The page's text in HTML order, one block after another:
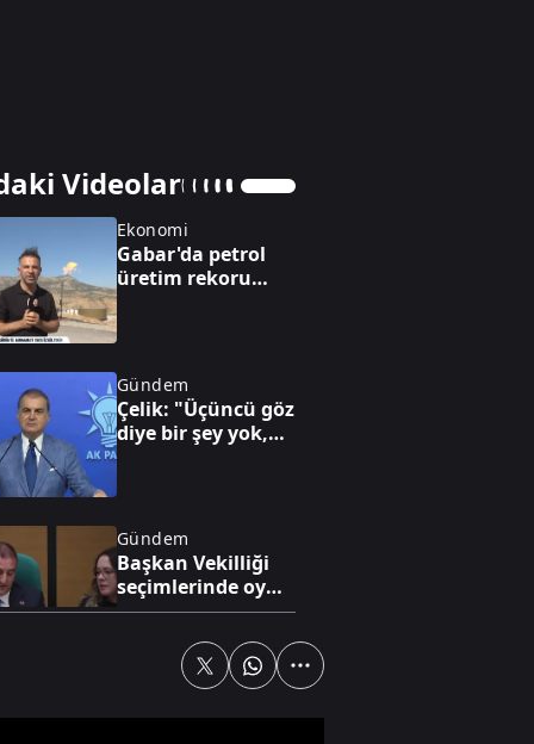
Videolar
Ekonomi
Gabar'da petrol
üretim rekoru
Gündem
Çelik: "Üçüncü göz
diye bir şey yok,
Gündem
Başkan Vekilliği
seçimlerinde oy
iptali skandalı!
FETÖ'nün kritik